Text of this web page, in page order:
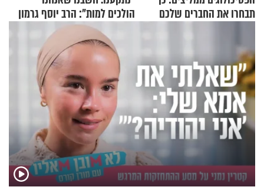
תבחרו את החברים שלכם
הולכים למות": הרב יוסף גרמון
בריאיון מרתק